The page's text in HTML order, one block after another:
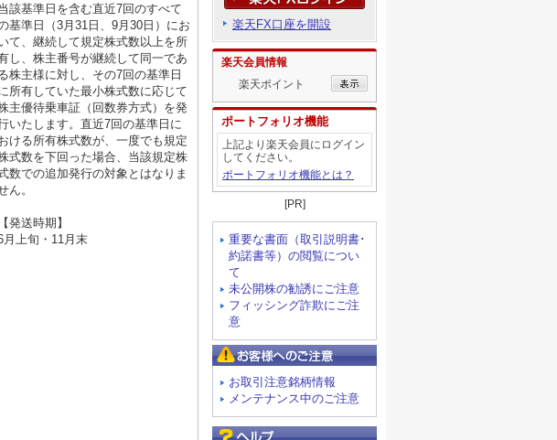
該基準日を含む直近7回のすべて
基準日（3月31日、9月30日）にお
て、継続して規定株式数以上を所
し、株主番号が継続して同一であ
株主様に対し、その7回の基準日
所有していた最小株式数に応じて
主優待乗車証（回数券方式）を発
いたします。直近7回の基準日に
ける所有株式数が、一度でも規定
式数を下回った場合、当該規定株
数での追加発行の対象とはなりま
ん。
【発送時期】
月上旬・11月末
楽天FX口座を開設
楽天会員情報
楽天ポイント
ポートフォリオ機能
上記より楽天会員にログイン
してください。
ポートフォリオ機能とは？
[PR]
重要な書面（取引説明書･
約諾書等）の閲覧につい
て
未公開株の勧誘にご注意
フィッシング詐欺にご注
意
お取引注意銘柄情報
メンテナンス中のご注意